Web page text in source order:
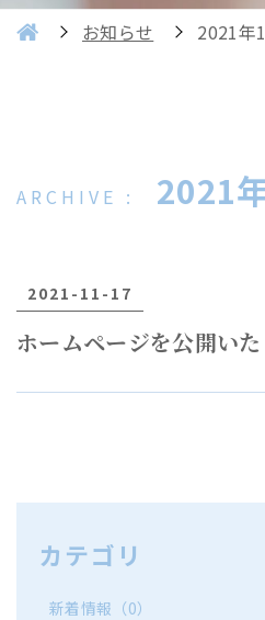
お知らせ 2021年
2021
2021-11-17
ホームページを公開い
カテゴリ
新着情報 （0）